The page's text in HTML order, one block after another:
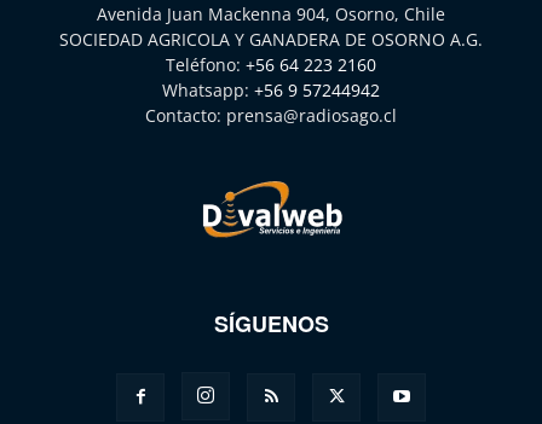
Avenida Juan Mackenna 904, Osorno, Chile
SOCIEDAD AGRICOLA Y GANADERA DE OSORNO A.G.
Teléfono: +56 64 223 2160
Whatsapp: +56 9 57244942
Contacto: prensa@radiosago.cl
SÍGUENOS